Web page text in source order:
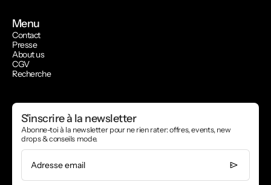
Menu
Contact
Presse
About us
CGV
Recherche
S'inscrire à la newsletter
Abonne-toi à la newsletter pour ne rien rater: offres, events, new
drops & conseils mode.
Adresse email